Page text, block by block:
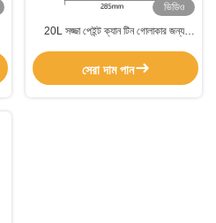
ভিডিও
20L সজ্জা পেইন্ট ক্যান টিন গোলাকার জন্য
সেরা দাম পান